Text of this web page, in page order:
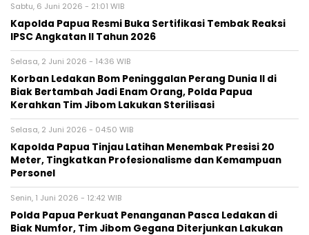
Sabtu, 6 Juni 2026 - 21:01 WIB
Kapolda Papua Resmi Buka Sertifikasi Tembak Reaksi
IPSC Angkatan II Tahun 2026
Selasa, 2 Juni 2026 - 14:36 WIB
Korban Ledakan Bom Peninggalan Perang Dunia II di
Biak Bertambah Jadi Enam Orang, Polda Papua
Kerahkan Tim Jibom Lakukan Sterilisasi
Selasa, 2 Juni 2026 - 04:50 WIB
Kapolda Papua Tinjau Latihan Menembak Presisi 20
Meter, Tingkatkan Profesionalisme dan Kemampuan
Personel
Senin, 1 Juni 2026 - 12:42 WIB
Polda Papua Perkuat Penanganan Pasca Ledakan di
Biak Numfor, Tim Jibom Gegana Diterjunkan Lakukan